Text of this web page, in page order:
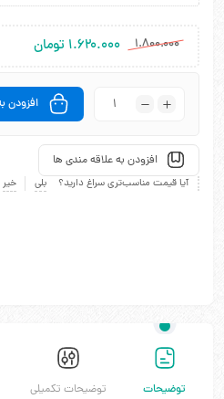
۱.۸۰۰.۰۰۰ ۱.۶۲۰.۰۰۰ تومان
افزودن
افزودن به علاقه مندی ها
آیا قیمت مناسب‌تری سراغ دارید؟ بلی خیر
توضیحات توضیحات تکمیلی